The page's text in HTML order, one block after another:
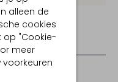
alleen de
cookies
op "Cookie-
meer